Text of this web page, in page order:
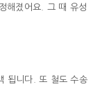
해졌어요. 그 때 유성
됩니다. 또 철도 수송